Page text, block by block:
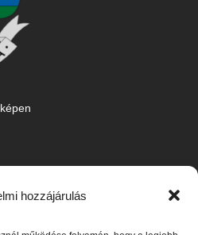
hozzájárulás